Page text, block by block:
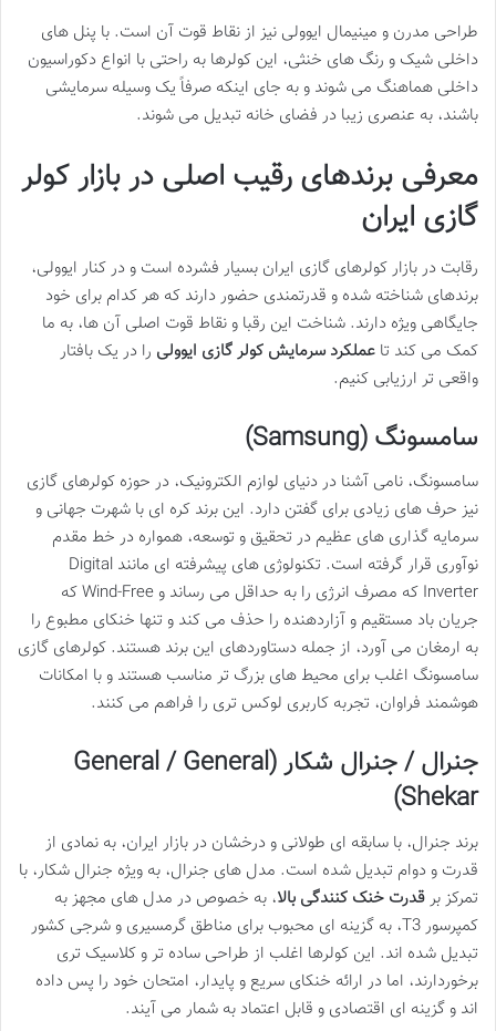
طراحی مدرن و مینیمال ایوولی نیز از نقاط قوت آن است. با پنل های
داخلی شیک و رنگ های خنثی، این کولرها به راحتی با انواع دکوراسیون
داخلی هماهنگ می شوند و به جای اینکه صرفاً یک وسیله سرمایشی
باشند، به عنصری زیبا در فضای خانه تبدیل می شوند.
معرفی برندهای رقیب اصلی در بازار کولر
گازی ایران
رقابت در بازار کولرهای گازی ایران بسیار فشرده است و در کنار ایوولی،
برندهای شناخته شده و قدرتمندی حضور دارند که هر کدام برای خود
جایگاهی ویژه دارند. شناخت این رقبا و نقاط قوت اصلی آن ها، به ما
کمک می کند تا عملکرد سرمایش کولر گازی ایوولی را در یک بافتار
واقعی تر ارزیابی کنیم.
سامسونگ (Samsung)
سامسونگ، نامی آشنا در دنیای لوازم الکترونیک، در حوزه کولرهای گازی
نیز حرف های زیادی برای گفتن دارد. این برند کره ای با شهرت جهانی و
سرمایه گذاری های عظیم در تحقیق و توسعه، همواره در خط مقدم
نوآوری قرار گرفته است. تکنولوژی های پیشرفته ای مانند Digital
Inverter که مصرف انرژی را به حداقل می رساند و Wind-Free که
جریان باد مستقیم و آزاردهنده را حذف می کند و تنها خنکای مطبوع را
به ارمغان می آورد، از جمله دستاوردهای این برند هستند. کولرهای گازی
سامسونگ اغلب برای محیط های بزرگ تر مناسب هستند و با امکانات
هوشمند فراوان، تجربه کاربری لوکس تری را فراهم می کنند.
جنرال / جنرال شکار (General / General
Shekar)
برند جنرال، با سابقه ای طولانی و درخشان در بازار ایران، به نمادی از
قدرت و دوام تبدیل شده است. مدل های جنرال، به ویژه جنرال شکار، با
تمرکز برقدرت خنک کنندگی بالا، به خصوص در مدل های مجهز به
کمپرسور T3، به گزینه ای محبوب برای مناطق گرمسیری و شرجی کشور
تبدیل شده اند. این کولرها اغلب از طراحی ساده تر و کلاسیک تری
برخوردارند، اما در ارائه خنکای سریع و پایدار، امتحان خود را پس داده
اند و گزینه ای اقتصادی و قابل اعتماد به شمار می آیند.